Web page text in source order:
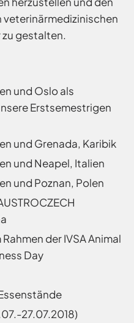
gestalten.
und Oslo als
Erstsemestrigen
und Grenada, Karibik
und Neapel, Italien
und Poznan, Polen
der IVSA Animal
Day
27.07.2018)